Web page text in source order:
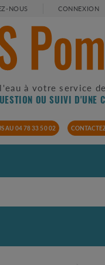
NOUS CONNEXION
à votre service
OU SUIVI D'UNE
AU 04 78 33 50 02